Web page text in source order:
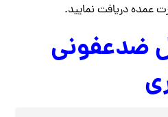
عمده دریافت نمایید.
ضدعفونی